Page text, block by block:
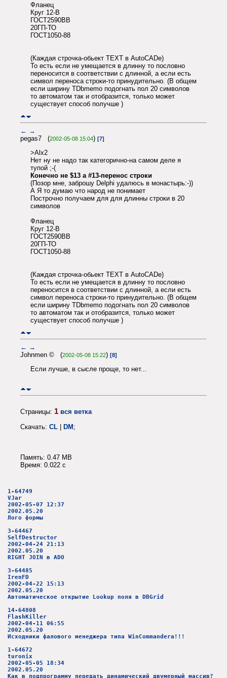
Фланец
Круг 12-В
ГОСТ2590ВВ
20ГП-ТО
ГОСТ1050-88
(Каждая строчка-обьект TEXT в AutoCADe)
То есть если не умещается в длинну то пословно
переносится в соответствии с длинной, а если есть
символ переноса строки-то принудительно. (В общем
если ширину TDbmemo подогнать пол 20 символов
то автоматом так и отобразится, только может
существует способ получше )
← →
pegas7 (2002-05-08 15:04) [7]
>Alx2
Нет ну не надо так категорично-на самом деле я
тупой ;-(
Конечно не $13 а #13-перенос строки
(Позор мне, заброшу Delphi удалюсь в монастырь:-))
А Я то думаю что народ не понимает
Построчно получаем для для длинны строки в 20
символов
Фланец
Круг 12-В
ГОСТ2590ВВ
20ГП-ТО
ГОСТ1050-88
(Каждая строчка-обьект TEXT в AutoCADe)
То есть если не умещается в длинну то пословно
переносится в соответствии с длинной, а если есть
символ переноса строки-то принудительно. (В общем
если ширину TDbmemo подогнать пол 20 символов
то автоматом так и отобразится, только может
существует способ получше )
← →
Johnmen © (2002-05-08 15:22) [8]
Если лучше, в сысле проще, то нет...
Страницы: 1 вся ветка
Скачать: CL | DM;
Память: 0.47 MB
Время: 0.022 c
1-64749
VJar
2002-05-07 12:37
2002.05.20
Лого формы
3-64467
SelfDestructor
2002-04-24 21:13
2002.05.20
RIGHT JOIN в ADO
3-64485
IrenFD
2002-04-22 15:13
2002.05.20
Автоматическое открытие Lookup поля в DBGrid
14-64808
FlashKiller
2002-04-11 06:55
2002.05.20
Исходники фалового менеджера типа WinCommandera!!!
1-64672
turonix
2002-05-05 18:34
2002.05.20
Как в подпрограмму передать динамический двумерный массив?